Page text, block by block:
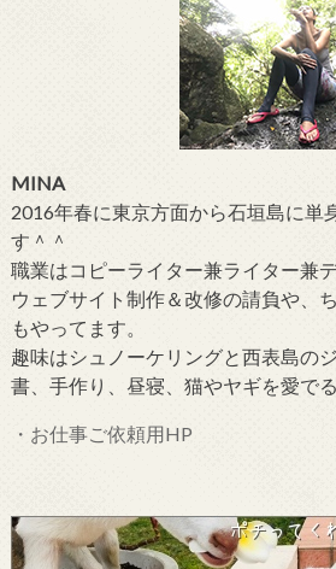
MINA
2016年春に東京方面から石垣島に単
す＾＾
職業はコピーライター兼ライター兼
ウェブサイト制作＆改修の請負や、
もやってます。
趣味はシュノーケリングと西表島の
書、手作り、昼寝、猫やヤギを愛で
・お仕事ご依頼用HP